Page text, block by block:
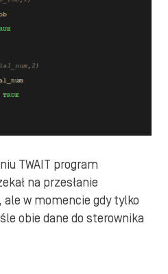
TWAIT program
na przesłanie
w momencie gdy tylko
obie dane do sterownika